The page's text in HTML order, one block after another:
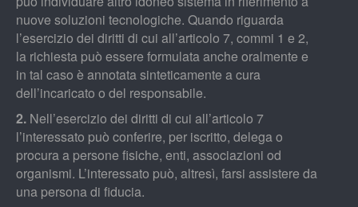
nuove soluzioni tecnologiche. Quando riguarda
l’esercizio dei diritti di cui all’articolo 7, commi 1 e 2,
la richiesta può essere formulata anche oralmente e
in tal caso è annotata sinteticamente a cura
dell’incaricato o del responsabile.
2. Nell’esercizio dei diritti di cui all’articolo 7
l’interessato può conferire, per iscritto, delega o
procura a persone fisiche, enti, associazioni od
organismi. L’interessato può, altresì, farsi assistere da
una persona di fiducia.